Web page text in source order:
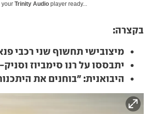
your Trinity Audio player ready...
בקצרה:
מיצובישי תחשוף שני רכבי
יתבססו על רנו סימביוז וסניק-E
היבואנית: "בוחנים את